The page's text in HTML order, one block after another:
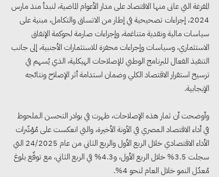
المفرغة التي عانى منها الاقتصاد على مدار الأعوام الماضية، لنبدأ منذ مارس
2024، إجراءات تصحيحية في إطار من الاتساق والتكامل، مبنية على
سياسات مالية ونقدية متناغمة، وإجراءات صارمة لحوكمة الإنفاق
الاستثماري، وسياسات وإجراءات محفزة للاستثمارات الأجنبية، إلى جانب
التنفيذ الفعال للبرنامج الوطني للإصلاحات الهيكلية، الذي يُسهم في
ترسيخ استقرار الاقتصاد الكلي وضمان استدامة أثر الإصلاح ونتائجه
الإيجابية.
وأوضحت أن ثمار هذه الإصلاحات، ظهرت في بوادر التحسن الـملحوظ
في أداء الاقتصاد الـمصري في الآونة الأخيرة، والتي انعكست على مُؤشّرات
الأداء الاقتصادي خلال الربع الأول والربع الثاني من عام 24/2025 التي
سجلت 3.5% خلال الربع الأول، و4.3% في الربع الثاني، مع توقّع بلوغ
مُعدّل النمو خلال العام لنحو 4%.